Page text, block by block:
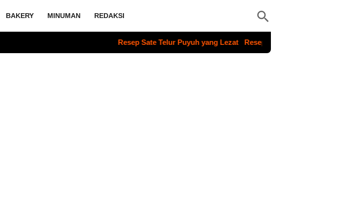
BAKERY MINUMAN REDAKSI
Resep Sate Telur Puyuh yang Lezat Resep Sup Buah Basoka yang Segar